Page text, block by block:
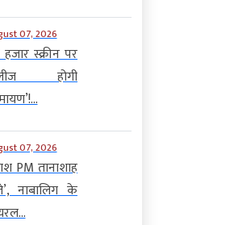
07, 2026
स्क्रीन पर
होगी
07, 2026
PM तानाशाह
नाबालिग के